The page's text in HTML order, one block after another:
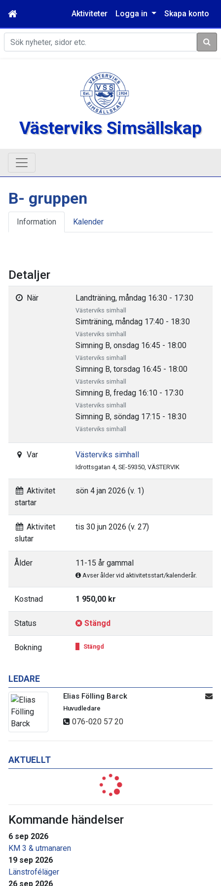
Aktiviteter Logga in Skapa konto
Sök
Västerviks Simsällskap
LEDARE
Elias Fölling Barck
Huvudledare
076-020 57 20
AKTUELLT
Kommande händelser
6 sep 2026
KM 3 & utmanaren
19 sep 2026
Länstroféläger
26 sep 2026
B- gruppen
Information Kalender
Detaljer
När Landträning, måndag 16:30 - 17:30
Västerviks simhall
Simträning, måndag 17:40 - 18:30
Västerviks simhall
Simning B, onsdag 16:45 - 18:00
Västerviks simhall
Simning B, torsdag 16:45 - 18:00
Västerviks simhall
Simning B, fredag 16:10 - 17:30
Västerviks simhall
Simning B, söndag 17:15 - 18:30
Västerviks simhall
Var Västerviks simhall
Idrottsgatan 4, SE-59350, VÄSTERVIK
Aktivitet
startar
sön 4 jan 2026 (v. 1)
Aktivitet
slutar
tis 30 jun 2026 (v. 27)
Ålder 11-15 år gammal
Avser ålder vid aktivitetsstart/kalenderår.
Kostnad 1 950,00 kr
Status Stängd
Bokning Stängd